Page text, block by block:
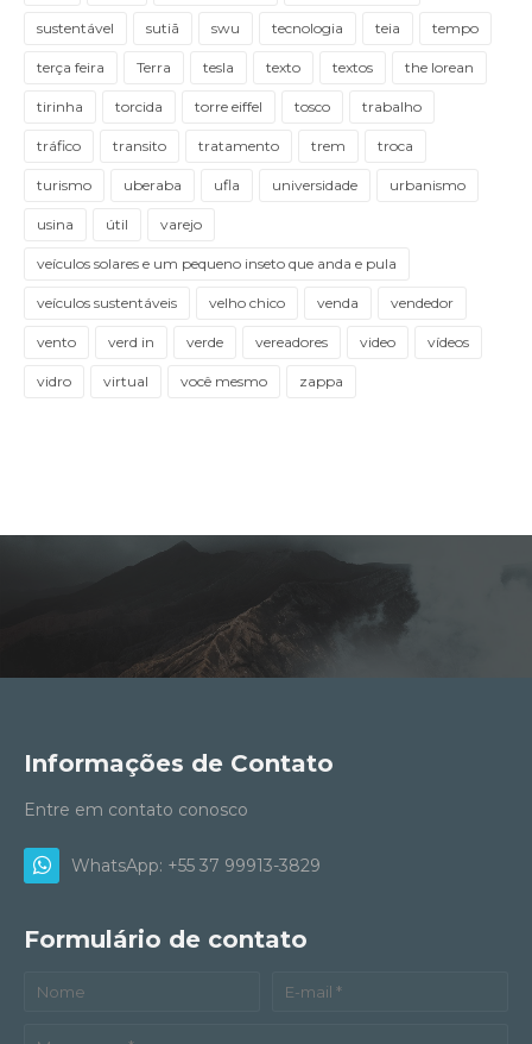
sustentável sutiã swu tecnologia teia tempo
terça feira Terra tesla texto textos the lorean
tirinha torcida torre eiffel tosco trabalho
tráfico transito tratamento trem troca
turismo uberaba ufla universidade urbanismo
usina útil varejo
veículos solares e um pequeno inseto que anda e pula
veículos sustentáveis velho chico venda vendedor
vento verd in verde vereadores video vídeos
vidro virtual você mesmo zappa
Informações de Contato
Entre em contato conosco
WhatsApp: +55 37 99913-3829
Formulário de contato